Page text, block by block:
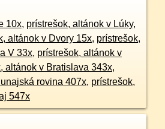
10x, prístrešok, altánok v Lúky,
altánok v Dvory 15x, prístrešok,
V 33x, prístrešok, altánok v
altánok v Bratislava 343x,
rovina 407x, prístrešok,
547x